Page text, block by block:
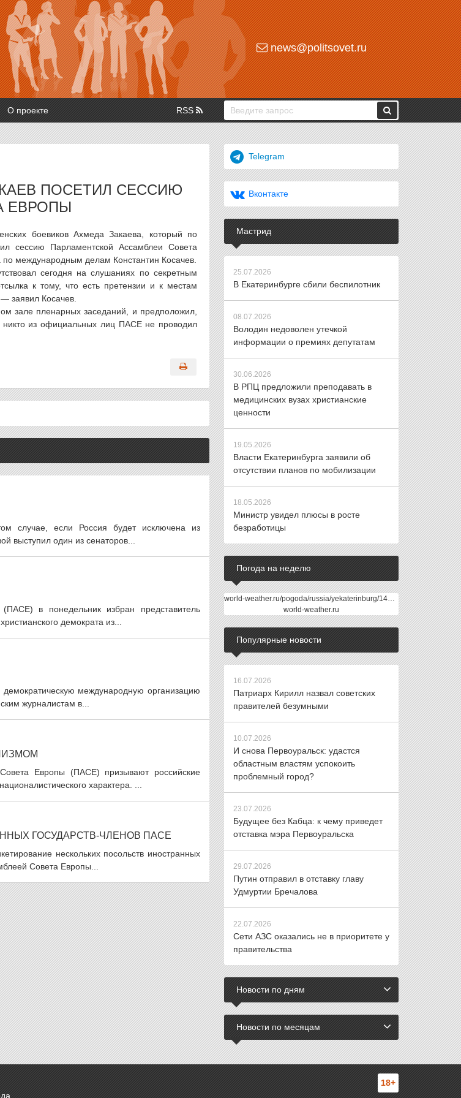
news@politsovet.ru
О проекте RSS
ПОСЕТИЛ СЕССИЮ
ЕВРОПЫ
боевиков Ахмеда Закаева, который по
сессию Парламентской Ассамблеи Совета
международным делам Константин Косачев.
сегодня на слушаниях по секретным
к тому, что есть претензии и к местам
заявил Косачев.
зале пленарных заседаний, и предположил,
из официальных лиц ПАСЕ не проводил
случае, если Россия будет исключена из
выступил один из сенаторов...
в понедельник избран представитель
демократа из...
международную организацию
журналистам в...
Европы (ПАСЕ) призывают российские
характера. ...
ГОСУДАРСТВ-ЧЛЕНОВ ПАСЕ
нескольких посольств иностранных
Совета Европы...
Telegram
Вконтакте
Мастрид
25.07.2026
В Екатеринбурге сбили беспилотник
08.07.2026
Володин недоволен утечкой
информации о премиях депутатам
30.06.2026
В РПЦ предложили преподавать в
медицинских вузах христианские
ценности
19.05.2026
Власти Екатеринбурга заявили об
отсутствии планов по мобилизации
18.05.2026
Министр увидел плюсы в росте
безработицы
Погода на неделю
world-weather.ru/pogoda/russia/yekaterinburg/14days/
world-weather.ru
Популярные новости
16.07.2026
Патриарх Кирилл назвал советских
правителей безумными
10.07.2026
И снова Первоуральск: удастся
областным властям успокоить
проблемный город?
23.07.2026
Будущее без Кабца: к чему приведет
отставка мэра Первоуральска
29.07.2026
Путин отправил в отставку главу
Удмуртии Бречалова
22.07.2026
Сети АЗС оказались не в приоритете у
правительства
Новости по дням
Новости по месяцам
18+